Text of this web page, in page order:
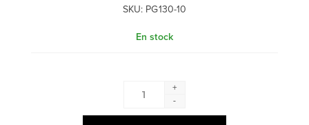
SKU: PG130-10
En stock
+
-